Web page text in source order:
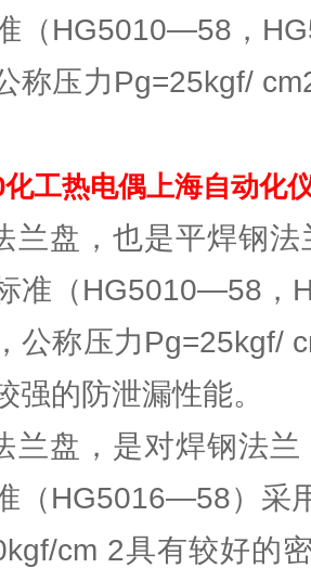
（HG5010—58，
称压力Pg=25kgf/
化工热电偶上海自动化
兰盘，也是平焊钢
准（HG5010—58，
公称压力Pg=25kgf/
强的防泄漏性能。
兰盘，是对焊钢法
（HG5016—58）采
cm 2具有较好的